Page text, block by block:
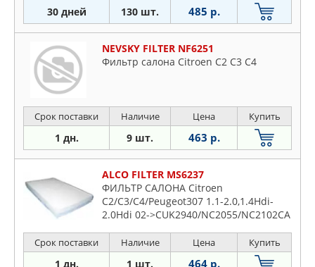
30 дней 130 шт. 485 р.
NEVSKY FILTER NF6251
Фильтр салона Citroen C2 C3 C4
Срок поставки Наличие Цена Купить
1 дн. 9 шт. 463 р.
ALCO FILTER MS6237
ФИЛЬТР САЛОНА Citroen
C2/C3/C4/Peugeot307 1.1-2.0,1.4Hdi-
2.0Hdi 02->CUK2940/NC2055/NC2102CA
Срок поставки Наличие Цена Купить
1 дн. 1 шт. 464 р.